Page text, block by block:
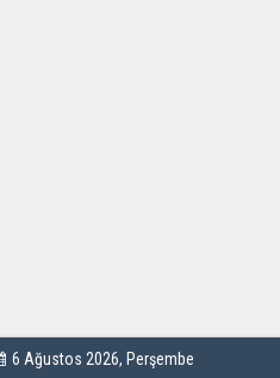
6 Ağustos 2026, Perşembe